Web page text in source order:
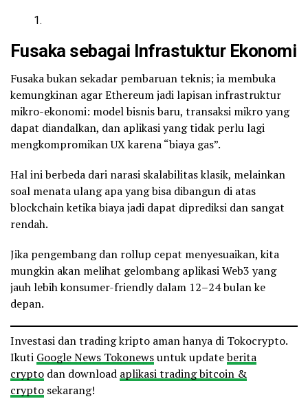
Fusaka sebagai Infrastuktur Ekonomi
Fusaka bukan sekadar pembaruan teknis; ia membuka
kemungkinan agar Ethereum jadi lapisan infrastruktur
mikro-ekonomi: model bisnis baru, transaksi mikro yang
dapat diandalkan, dan aplikasi yang tidak perlu lagi
mengkompromikan UX karena “biaya gas”.
Hal ini berbeda dari narasi skalabilitas klasik, melainkan
soal menata ulang apa yang bisa dibangun di atas
blockchain ketika biaya jadi dapat diprediksi dan sangat
rendah.
Jika pengembang dan rollup cepat menyesuaikan, kita
mungkin akan melihat gelombang aplikasi Web3 yang
jauh lebih konsumer-friendly dalam 12–24 bulan ke
depan.
Investasi dan trading kripto aman hanya di Tokocrypto.
Ikuti Google News Tokonewsuntuk updateberita
crypto dan download aplikasi trading bitcoin &
crypto sekarang!